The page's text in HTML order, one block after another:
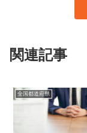
関連記事
全国都道府県